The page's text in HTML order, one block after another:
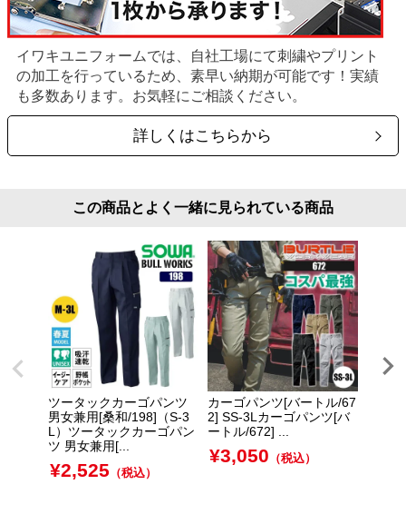
イワキユニフォームでは、自社工場にて刺繍やプリント
の加工を行っているため、素早い納期が可能です！実績
も多数あります。お気軽にご相談ください。
詳しくはこちらから
この商品とよく一緒に見られている商品
ツータックカーゴパンツ
男女兼用[桑和/198]（S-3
L）ツータックカーゴパン
ツ 男女兼用[...
¥2,525 （税込）
カーゴパンツ[バートル/67
2] SS-3Lカーゴパンツ[バ
ートル/672] ...
¥3,050 （税込）